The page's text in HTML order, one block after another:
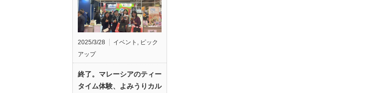
2025/3/28 イベント
ピック
アップ
終了。マレーシアのティー
タイム体験、よみうりカル